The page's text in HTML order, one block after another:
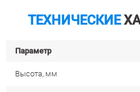
ТЕХНИЧЕСКИЕ
Параметр
Высота, мм